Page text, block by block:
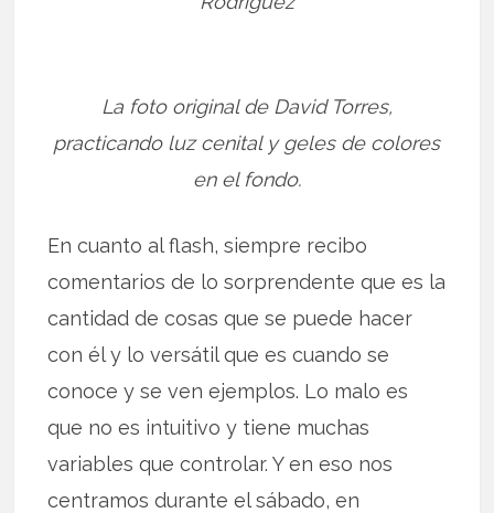
La foto original de David Torres,
practicando luz cenital y geles de colores
en el fondo.
En cuanto al flash, siempre recibo
comentarios de lo sorprendente que es la
cantidad de cosas que se puede hacer
con él y lo versátil que es cuando se
conoce y se ven ejemplos. Lo malo es
que no es intuitivo y tiene muchas
variables que controlar. Y en eso nos
centramos durante el sábado, en